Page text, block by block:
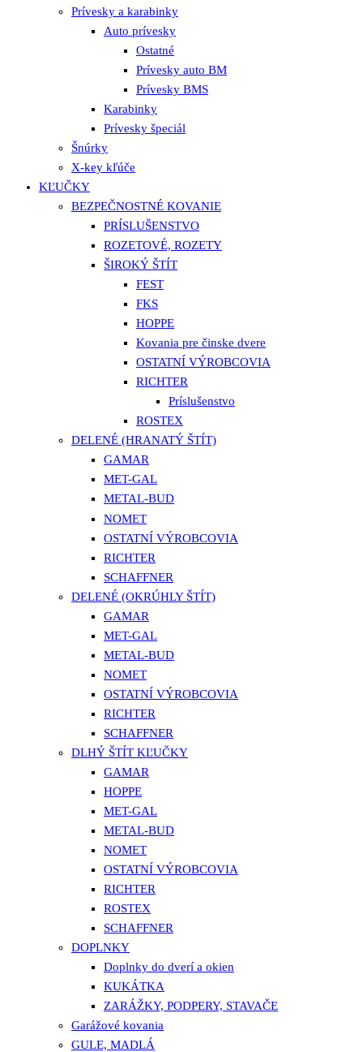
Prívesky a karabinky
Auto prívesky
Ostatné
Prívesky auto BM
Prívesky BMS
Karabinky
Prívesky špeciál
Šnúrky
X-key kľúče
KĽUČKY
BEZPEČNOSTNÉ KOVANIE
PRÍSLUŠENSTVO
ROZETOVÉ, ROZETY
ŠIROKÝ ŠTÍT
FEST
FKS
HOPPE
Kovania pre činske dvere
OSTATNÍ VÝROBCOVIA
RICHTER
Príslušenstvo
ROSTEX
DELENÉ (HRANATÝ ŠTÍT)
GAMAR
MET-GAL
METAL-BUD
NOMET
OSTATNÍ VÝROBCOVIA
RICHTER
SCHAFFNER
DELENÉ (OKRÚHLY ŠTÍT)
GAMAR
MET-GAL
METAL-BUD
NOMET
OSTATNÍ VÝROBCOVIA
RICHTER
SCHAFFNER
DLHÝ ŠTÍT KĽUČKY
GAMAR
HOPPE
MET-GAL
METAL-BUD
NOMET
OSTATNÍ VÝROBCOVIA
RICHTER
ROSTEX
SCHAFFNER
DOPLNKY
Doplnky do dverí a okien
KUKÁTKA
ZARÁŽKY, PODPERY, STAVAČE
Garážové kovania
GULE, MADLÁ